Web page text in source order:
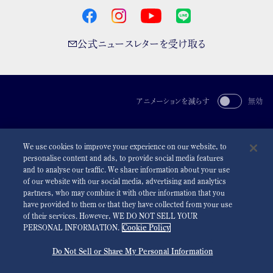
公式ニュースレターを受け取る
アニメーションを減らす 無効
アクセシビリティ
©2026 Seiko Watch Corporation
We use cookies to improve your experience on our website, to
personalise content and ads, to provide social media features
and to analyse our traffic. We share information about your use
of our website with our social media, advertising and analytics
partners, who may combine it with other information that you
have provided to them or that they have collected from your use
of their services. However, WE DO NOT SELL YOUR
PERSONAL INFORMATION. Cookie Policy
Do Not Sell or Share My Personal Information